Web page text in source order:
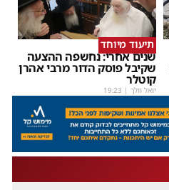
תיעוד מיוחד
שנים אחרי: נחשפה ההצעה
שקיבל פוסק הדור מרבי אהרן
קוטלר
יואל וולך |
19:23